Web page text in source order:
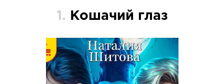
1. Кошачий глаз